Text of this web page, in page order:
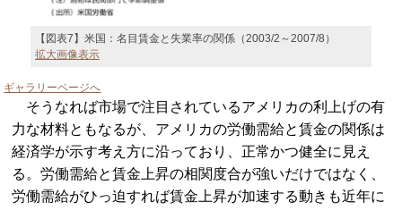
【図表7】米国：名目賃金と失業率の関係（2003/2～2007/8）
拡大画像表示
ギャラリーページへ
そうなれば市場で注目されているアメリカの利上げの有
力な材料ともなるが、アメリカの労働需給と賃金の関係は
経済学が示す考え方に沿っており、正常かつ健全に見え
る。労働需給と賃金上昇の相関度合が強いだけではなく、
労働需給がひっ迫すれば賃金上昇が加速する動きも近年に